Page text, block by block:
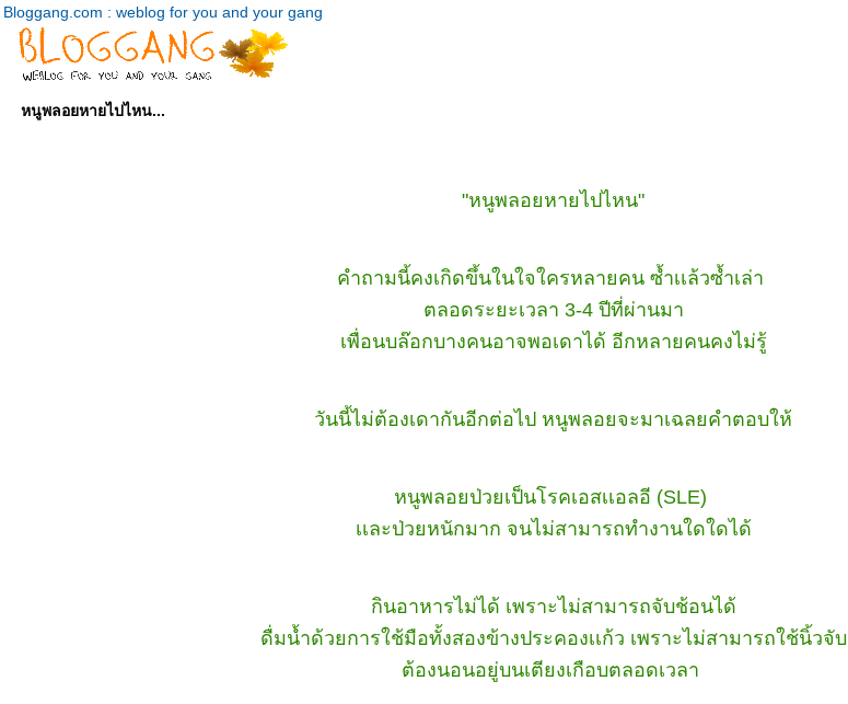
Bloggang.com : weblog for you and your gang
หนูพลอยหายไปไหน...
"หนูพลอยหายไปไหน"
คำถามนี้คงเกิดขึ้นในใจใครหลายคน ซ้ำเเล้วซ้ำเล่า
ตลอดระยะเวลา 3-4 ปีที่ผ่านมา
เพื่อนบล๊อกบางคนอาจพอเดาได้ อีกหลายคนคงไม่รู้
วันนี้ไม่ต้องเดากันอีกต่อไป หนูพลอยจะมาเฉลยคำตอบให้
หนูพลอยป่วยเป็นโรคเอสเเอลอี (SLE)
เเละป่วยหนักมาก จนไม่สามารถทำงานใดใดได้
กินอาหารไม่ได้ เพราะไม่สามารถจับช้อนได้
ดื่มน้ำด้วยการใช้มือทั้งสองข้างประคองเเก้ว เพราะไม่สามารถใช้นิ้วจับ
ต้องนอนอยู่บนเตียงเกือบตลอดเวลา